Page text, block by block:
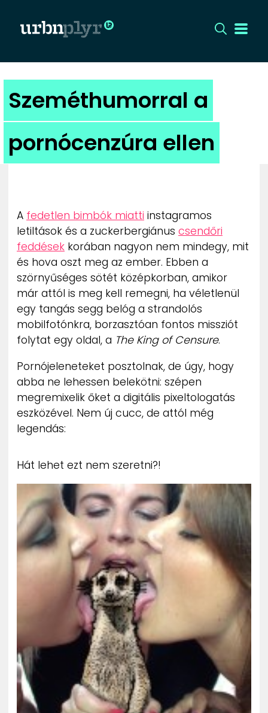
CÍMLAP
DIZÁJN
DIVAT
KULT
UTCA
ZENE
MÉDIAAJÁNLAT
IMPRESSZUM
PR-ARCHÍVUM
ADATKEZELÉSI TÁJÉKOZTATÓ
Szeméthumorral a
pornócenzúra ellen
A fedetlen bimbók miatti instagramos
letiltások és a zuckerbergiánus csendőri
feddések korában nagyon nem mindegy, mit
és hova oszt meg az ember. Ebben a
szörnyűséges sötét középkorban, amikor
már attól is meg kell remegni, ha véletlenül
egy tangás segg belóg a strandolós
mobilfotónkra, borzasztóan fontos missziót
folytat egy oldal, a The King of Censure.
Pornójeleneteket posztolnak, de úgy, hogy
abba ne lehessen belekötni: szépen
megremixelik őket a digitális pixeltologatás
eszközével. Nem új cucc, de attól még
legendás:
Hát lehet ezt nem szeretni?!